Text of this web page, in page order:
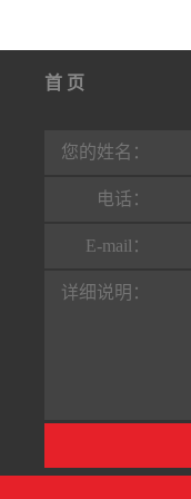
首 页
行业动态
您的姓名：
电话：
E-mail：
详细说明：